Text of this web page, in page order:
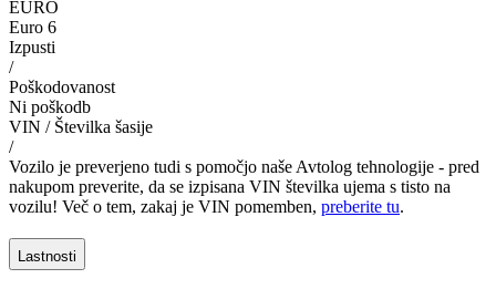
EURO
Euro 6
Izpusti
/
Poškodovanost
Ni poškodb
VIN / Številka šasije
/
Vozilo je preverjeno tudi s pomočjo naše Avtolog tehnologije - pred
nakupom preverite, da se izpisana VIN številka ujema s tisto na
vozilu! Več o tem, zakaj je VIN pomemben, preberite tu.
Lastnosti